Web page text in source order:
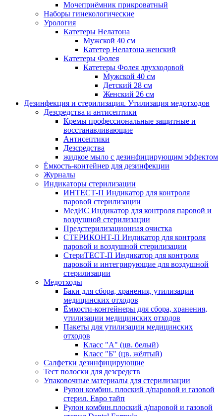
Мочеприёмник прикроватный
Наборы гинекологические
Урология
Катетеры Нелатона
Мужской 40 см
Катетер Нелатона женский
Катетеры Фолея
Катетеры Фолея двухходовой
Мужской 40 см
Детский 28 см
Женский 26 см
Дезинфекция и стерилизация. Утилизация медотходов
Дезсредства и антисептики
Кремы профессиональные защитные и
восстанавливающие
Антисептики
Дезсредства
жидкое мыло с дезинфицирующим эффектом
Ёмкость-контейнер для дезинфекции
Журналы
Индикаторы стерилизации
ИНТЕСТ-П Индикатор для контроля
паровой стерилизации
МедИС Индикатор для контроля паровой и
воздушной стерилизации
Предстерилизационная очистка
СТЕРИКОНТ-П Индикатор для контроля
паровой и воздушной стерилизации
СтериТЕСТ-П Индикатор для контроля
паровой и интегрирующие для воздушной
стерилизации
Медотходы
Баки для сбора, хранения, утилизации
медицинских отходов
Ёмкости-контейнеры для сбора, хранения,
утилизации медицинских отходов
Пакеты для утилизации медицинских
отходов
Класс "А" (цв. белый)
Класс "Б" (цв. жёлтый)
Салфетки дезинфицирующие
Тест полоски для дезсредств
Упаковочные материалы для стерилизации
Рулон комбин. плоский д/паровой и газовой
стерил. Евро тайп
Рулон комбин.плоский д/паровой и газовой